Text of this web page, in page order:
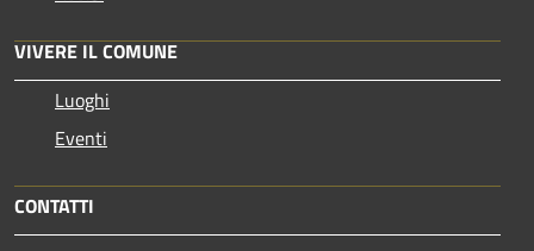
VIVERE IL COMUNE
Luoghi
Eventi
CONTATTI